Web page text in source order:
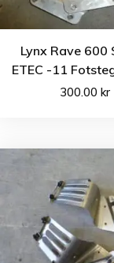
Lynx Rave 600
ETEC -11
300.00kr